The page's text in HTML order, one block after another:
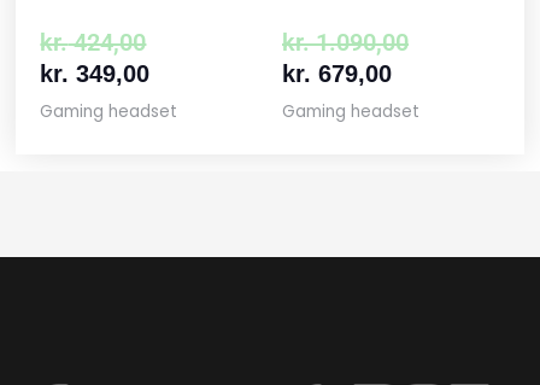
kr.424,00
kr. 349,00
Gaming headset
kr.1.090,00
kr. 679,00
Gaming headset